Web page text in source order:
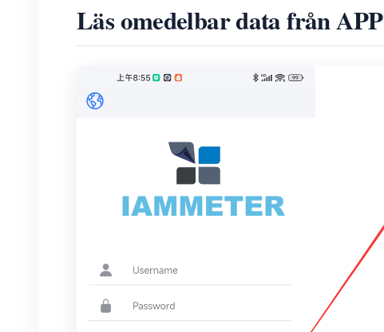
Läs omedelbar data från APP